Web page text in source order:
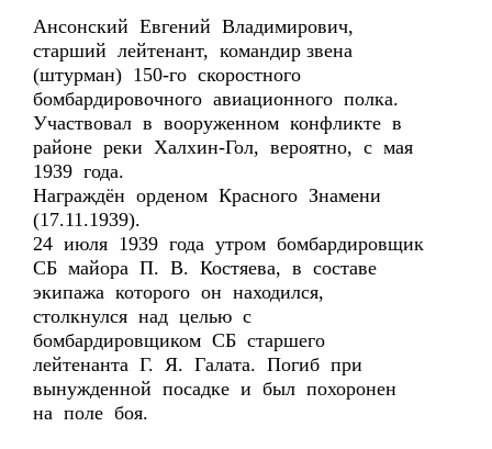
Ансонский Евгений Владимирович,
старший лейтенант, командир звена
(штурман) 150-го скоростного
бомбардировочного авиационного полка.
Участвовал в вооруженном конфликте в
районе реки Халхин-Гол, вероятно, с мая
1939 года.
Награждён орденом Красного Знамени
(17.11.1939).
24 июля 1939 года утром бомбардировщик
СБ майора П. В. Костяева, в составе
экипажа которого он находился,
столкнулся над целью с
бомбардировщиком СБ старшего
лейтенанта Г. Я. Галата. Погиб при
вынужденной посадке и был похоронен
на поле боя.